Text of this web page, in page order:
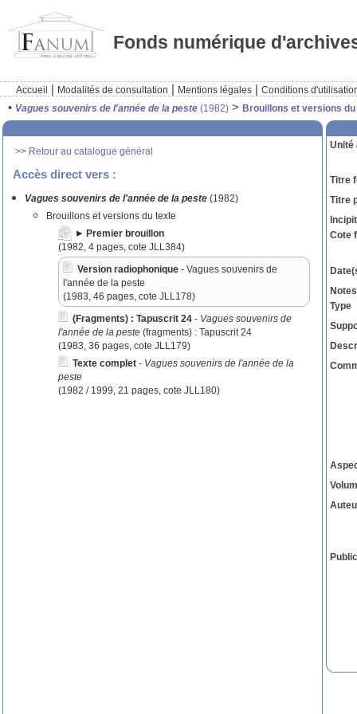
Fonds numérique
Accueil | Modalités de consultation | Mentions légales | Conditions
• Vagues souvenirs de l'année de la peste (1982) > Brouillons et versions
>> Retour au catalogue général
Accès direct vers :
Vagues souvenirs de l'année de la peste (1982)
Brouillons et versions du texte
Premier brouillon
(1982, 4 pages, cote JLL384)
Version radiophonique - Vagues souvenirs de
l'année de la peste
(1983, 46 pages, cote JLL178)
(Fragments) : Tapuscrit 24 - Vagues souvenirs de
l'année de la peste (fragments) : Tapuscrit 24
(1983, 36 pages, cote JLL179)
Texte complet - Vagues souvenirs de l'année de la
peste
(1982 / 1999, 21 pages, cote JLL180)
Unité
Titre
Titre
Incipit
Cote
Type